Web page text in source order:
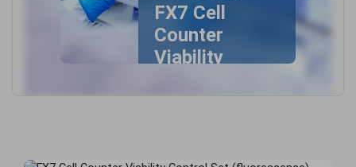
FX7 Cell
Counter
Viability
(fluorescence)
Control Set